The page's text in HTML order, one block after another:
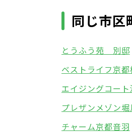
同じ市区
とうふう苑 別邸
ベストライフ京都
エイジングコー
プレザンメゾン
チャーム京都音羽